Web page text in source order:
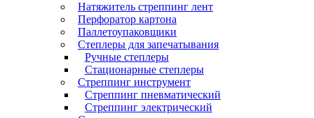
Натяжитель стреппинг лент
Перфоратор картона
Паллетоупаковщики
Степлеры для запечатывания
Ручные степлеры
Стационарные степлеры
Стреппинг инструмент
Стреппинг пневматический
Стреппинг электрический